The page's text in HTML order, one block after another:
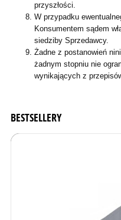
przyszłości.
W przypadku
Konsumentem sądem
siedziby Sprzedawcy.
Żadne z postanowień
żadnym stopniu nie
wynikających z
BESTSELLERY